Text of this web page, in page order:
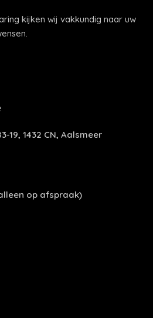
kijken wij vakkundig naar uw
19, 1432 CN, Aalsmeer
op afspraak)